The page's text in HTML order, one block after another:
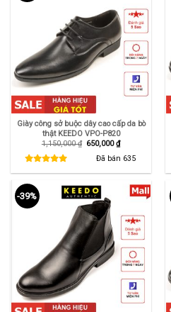
Giày công sở buộc dây cao cấp da bò
thật KEEDO VPO-P820
1,150,000₫ Giá
1,150,000 ₫.
650,000₫Giá
hiện
tại
là:
650,000 ₫.
Đã bán 635
-39%